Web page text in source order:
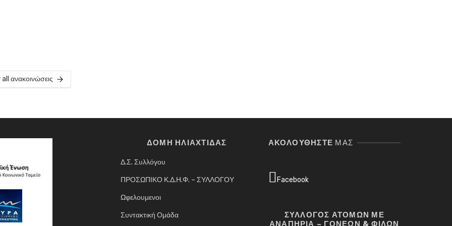
ανακοινώσεις
ΔΟΜΗ ΗΛΙΑΧΤΙΔΑΣ
Δ.Σ. Συλλόγου
ΠΡΟΣΩΠΙΚΟ Κ.Δ.Η.Φ. – ΣΥΛΛΟΓΟΥ
Ωφελουμενοι
Συντακτική Ομάδα
ΑΚΟΛΟΥΘΉΣΤΕ ΜΑΣ
Facebook
ΣΥΛΛΟΓΟΣ ΑΤΟΜΩΝ ΜΕ
ΑΝΑΠΗΡΙΑ – ΓΟΝΕΩΝ & ΦΙΛΩΝ